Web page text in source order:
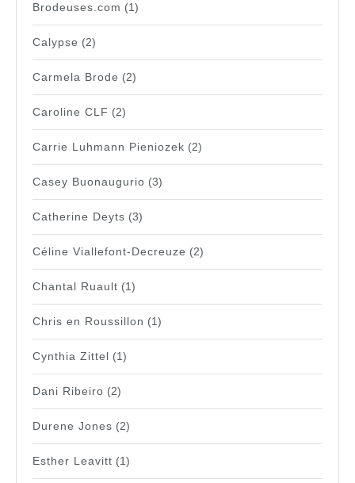
Brodeuses.com (1)
Calypse (2)
Carmela Brode (2)
Caroline CLF (2)
Carrie Luhmann Pieniozek (2)
Casey Buonaugurio (3)
Catherine Deyts (3)
Céline Viallefont-Decreuze (2)
Chantal Ruault (1)
Chris en Roussillon (1)
Cynthia Zittel (1)
Dani Ribeiro (2)
Durene Jones (2)
Esther Leavitt (1)